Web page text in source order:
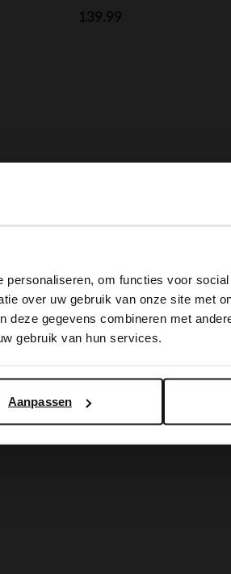
om functies voor
over uw gebruik van onze site met
deze gegevens combineren met
gebruik van hun services.
Aanpassen
139.99
isn't Dutch. Would you like to